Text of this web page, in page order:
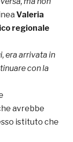
Valeria
regionale
era arrivata in
con la
avrebbe
istituto che